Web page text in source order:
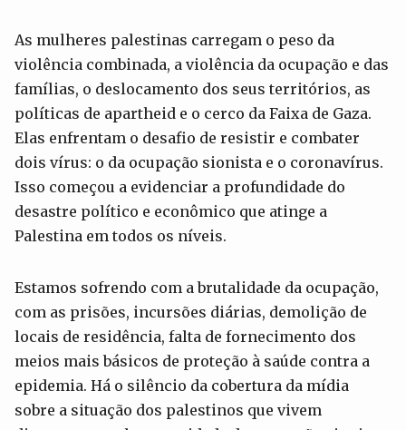
As mulheres palestinas carregam o peso da
violência combinada, a violência da ocupação e das
famílias, o deslocamento dos seus territórios, as
políticas de apartheid e o cerco da Faixa de Gaza.
Elas enfrentam o desafio de resistir e combater
dois vírus: o da ocupação sionista e o coronavírus.
Isso começou a evidenciar a profundidade do
desastre político e econômico que atinge a
Palestina em todos os níveis.
Estamos sofrendo com a brutalidade da ocupação,
com as prisões, incursões diárias, demolição de
locais de residência, falta de fornecimento dos
meios mais básicos de proteção à saúde contra a
epidemia. Há o silêncio da cobertura da mídia
sobre a situação dos palestinos que vivem